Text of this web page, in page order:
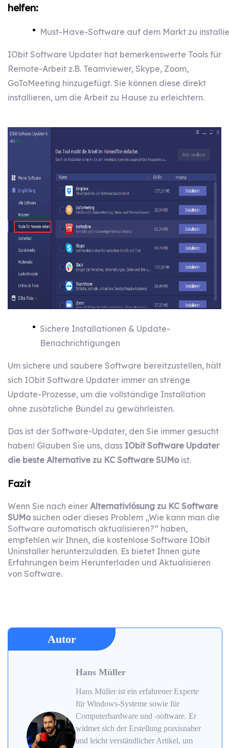
helfen:
Must-Have-Software auf dem Markt zu
IObit Software Updater hat bemerkenswerte Tools für
Remote-Arbeit z.B. Teamviewer, Skype, Zoom,
GoToMeeting hinzugefügt. Sie können diese direkt
installieren, um die Arbeit zu Hause zu erleichtern.
Sichere Installationen & Update-
Benachrichtigungen
Um sichere und saubere Software bereitzustellen, hält
sich IObit Software Updater immer an strenge
Update-Prozesse, um die vollständige Installation
ohne zusätzliche Bündel zu gewährleisten.
Das ist der Software-Updater, den Sie immer gesucht
haben! Glauben Sie uns, dass IObit Software Updater
die beste Alternative zu KC Software SUMoist.
Fazit
Wenn Sie nach einer Alternativlösung zu KC Software
SUMosuchen oder dieses Problem ,,Wie kann man die
Software automatisch aktualisieren?“ haben,
empfehlen wir Ihnen, die kostenlose Software IObit
Uninstaller herunterzuladen. Es bietet Ihnen gute
Erfahrungen beim Herunterladen und Aktualisieren
von Software.
Autor
Hans Müller
Hans Müller ist ein erfahrener Experte
für Windows-Systeme sowie für
Computerhardware und -software. Er
widmet sich der Erstellung praxisnaher
und leicht verständlicher Artikel, um